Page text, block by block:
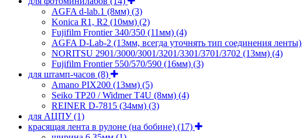
AGFA d-lab.1 (8мм) (3)
Konica R1, R2 (10мм) (2)
Fujifilm Frontier 340/350 (11мм) (4)
AGFA D-Lab-2 (13мм, всегда уточнять тип соединения ленты)
NORITSU 2901/3000/3001/3201/3301/3701/3702 (13мм) (4)
Fujifilm Frontier 550/570/590 (16мм) (3)
для штамп-часов (8)
Amano PIX200 (13мм) (5)
Seiko TP20 / Widmer T4U (8мм) (4)
REINER D-7815 (34мм) (3)
для АЦПУ(1)
красящая лента в рулоне (на бобине) (17)